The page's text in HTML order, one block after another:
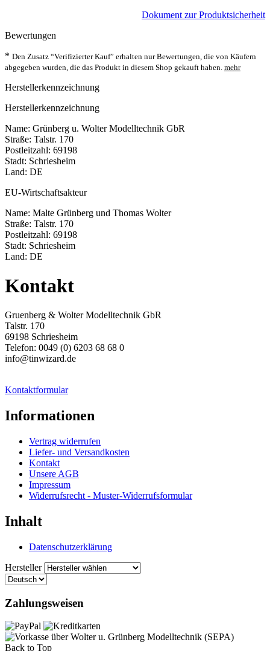
Dokument zur Produktsicherheit
Bewertungen
* Den Zusatz “Verifizierter Kauf” erhalten nur Bewertungen, die von Käufern
abgegeben wurden, die das Produkt in diesem Shop gekauft haben. mehr
Herstellerkennzeichnung
Herstellerkennzeichnung
Name: Grünberg u. Wolter Modelltechnik GbR
Straße: Talstr. 170
Postleitzahl: 69198
Stadt: Schriesheim
Land: DE
EU-Wirtschaftsakteur
Name: Malte Grünberg und Thomas Wolter
Straße: Talstr. 170
Postleitzahl: 69198
Stadt: Schriesheim
Land: DE
Kontakt
Gruenberg & Wolter Modelltechnik GbR
Talstr. 170
69198 Schriesheim
Telefon: 0049 (0) 6203 68 68 0
info@tinwizard.de
Kontaktformular
Informationen
Vertrag widerrufen
Liefer- und Versandkosten
Kontakt
Unsere AGB
Impressum
Widerrufsrecht - Muster-Widerrufsformular
Inhalt
Datenschutzerklärung
Hersteller
Zahlungsweisen
Back to Top